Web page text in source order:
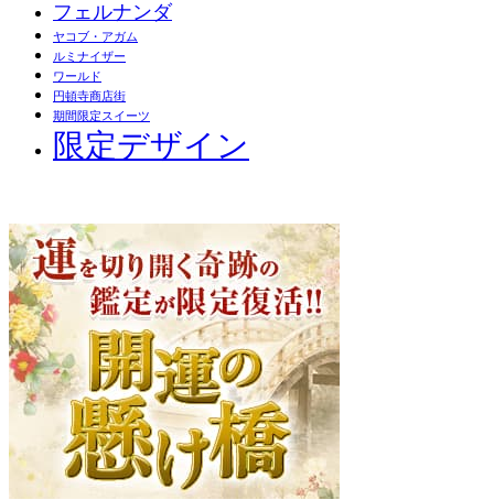
フェルナンダ
ヤコブ・アガム
ルミナイザー
ワールド
円頓寺商店街
期間限定スイーツ
限定デザイン